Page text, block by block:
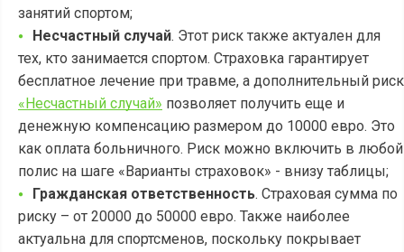
занятий спортом;
Несчастный случай. Этот риск также актуален для
тех, кто занимается спортом. Страховка гарантирует
бесплатное лечение при травме, а дополнительный риск
«Несчастный случай» позволяет получить еще и
денежную компенсацию размером до 10000 евро. Это
как оплата больничного. Риск можно включить в любой
полис на шаге «Варианты страховок» - внизу таблицы;
Гражданская ответственность. Страховая сумма по
риску – от 20000 до 50000 евро. Также наиболее
актуальна для спортсменов, поскольку покрывает